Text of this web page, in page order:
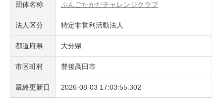
団体名称 ぶんごたかだチャレンジクラブ
法人区分 特定非営利活動法人
都道府県 大分県
市区町村 豊後高田市
最終更新日 2026-08-03 17:03:55.302